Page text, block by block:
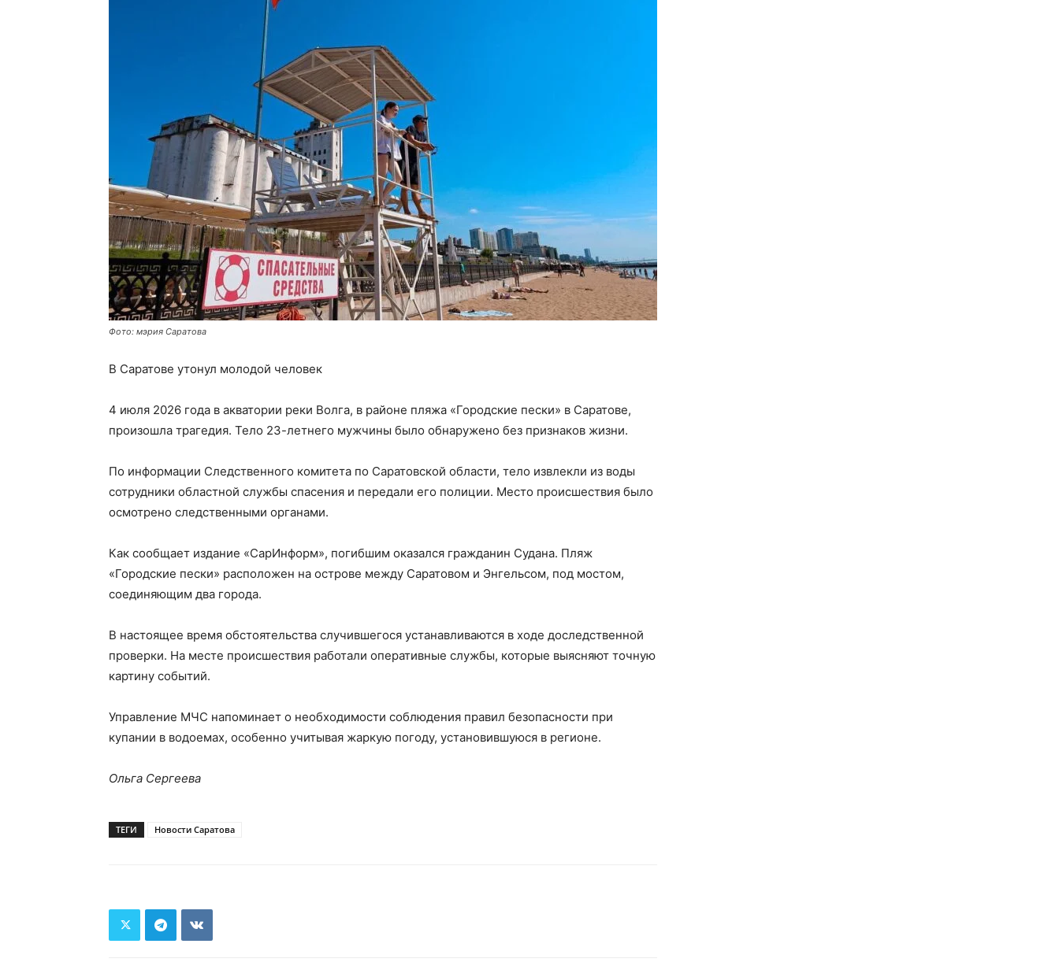
Фото: мэрия Саратова
В Саратове утонул молодой человек
4 июля 2026 года в акватории реки Волга, в районе пляжа «Городские пески» в Саратове,
произошла трагедия. Тело 23-летнего мужчины было обнаружено без признаков жизни.
По информации Следственного комитета по Саратовской области, тело извлекли из воды
сотрудники областной службы спасения и передали его полиции. Место происшествия было
осмотрено следственными органами.
Как сообщает издание «СарИнформ», погибшим оказался гражданин Судана. Пляж
«Городские пески» расположен на острове между Саратовом и Энгельсом, под мостом,
соединяющим два города.
В настоящее время обстоятельства случившегося устанавливаются в ходе доследственной
проверки. На месте происшествия работали оперативные службы, которые выясняют точную
картину событий.
Управление МЧС напоминает о необходимости соблюдения правил безопасности при
купании в водоемах, особенно учитывая жаркую погоду, установившуюся в регионе.
Ольга Сергеева
ТЕГИ Новости Саратова